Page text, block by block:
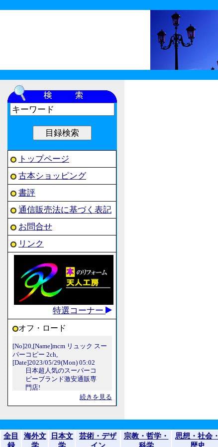
トップページ
古本ショッピング
書評
通信販売法に基づく表記
お問合せ
リンク
特選コーナー
オフ・ロード
続きを見る
全目
海外文
日本文
芸術・デザ
宗教・哲学・
思想・社会・